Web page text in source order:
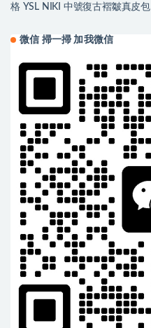
格 YSL NIKI 中號復古褶皺真皮包
微信 掃一掃 加我微信